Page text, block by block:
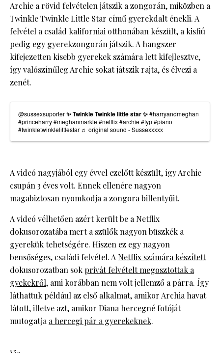
Archie a rövid felvételen játszik a zongorán, miközben a
Twinkle Twinkle Little Star című gyerekdalt énekli. A
felvétel a család kaliforniai otthonában készült, a kisfiú
pedig egy gyerekzongorán játszik. A hangszer
kifejezetten kisebb gyerekek számára lett kifejlesztve,
így valószínűleg Archie sokat játszik rajta, és élvezi a
zenét.
@sussexsuporter✨ Twinkle Twinkle little star ✨#harryandmeghan
#princeharry#meghanmarkle#netflix#archie#fyp#piano
#twinkletwinklelittlestar ♬ original sound - Sussexxxxx
A videó nagyjából egy évvel ezelőtt készült, így Archie
csupán 3 éves volt. Ennek ellenére nagyon
magabiztosan nyomkodja a zongora billentyűit.
A videó vélhetően azért került be a Netflix
dokusorozatába mert a szülők nagyon büszkék a
gyerekük tehetségére. Hiszen ez egy nagyon
bensőséges, családi felvétel. A Netflix számára készített
dokusorozatban sok privát felvételt megosztottak a
gyekekről, ami korábban nem volt jellemző a párra. Így
láthattuk például az első alkalmat, amikor Archia havat
látott, illetve azt, amikor Diana hercegné fotóját
mutogatjaa hercegi pár a gyerekeknek.